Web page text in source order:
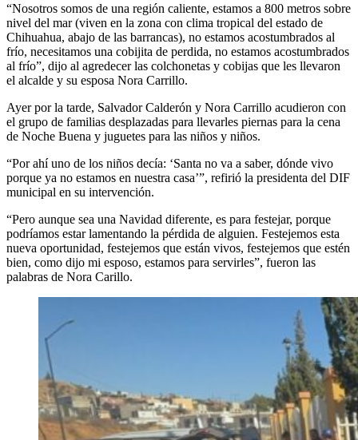
“Nosotros somos de una región caliente, estamos a 800 metros sobre
nivel del mar (viven en la zona con clima tropical del estado de
Chihuahua, abajo de las barrancas), no estamos acostumbrados al
frío, necesitamos una cobijita de perdida, no estamos acostumbrados
al frío”, dijo al agredecer las colchonetas y cobijas que les llevaron
el alcalde y su esposa Nora Carrillo.
Ayer por la tarde, Salvador Calderón y Nora Carrillo acudieron con
el grupo de familias desplazadas para llevarles piernas para la cena
de Noche Buena y juguetes para las niños y niños.
“Por ahí uno de los niños decía: ‘Santa no va a saber, dónde vivo
porque ya no estamos en nuestra casa’”, refirió la presidenta del DIF
municipal en su intervención.
“Pero aunque sea una Navidad diferente, es para festejar, porque
podríamos estar lamentando la pérdida de alguien. Festejemos esta
nueva oportunidad, festejemos que están vivos, festejemos que estén
bien, como dijo mi esposo, estamos para servirles”, fueron las
palabras de Nora Carillo.